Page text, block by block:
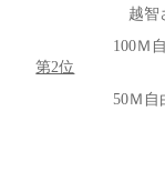
越智さ
100Ｍ自由形
第2位
50Ｍ自